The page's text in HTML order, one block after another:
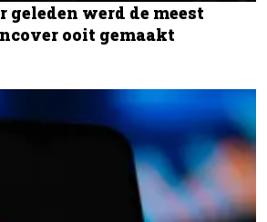
geleden werd de meest
ooit gemaakt